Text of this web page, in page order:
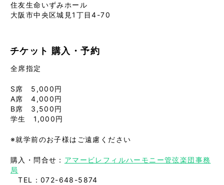
住友生命いずみホール
大阪市中央区城見1丁目4-70
チケット 購入・予約
全席指定
S席 5,000円
A席 4,000円
B席 3,500円
学生 1,000円
※就学前のお子様はご遠慮ください
購入・問合せ： アマービレフィルハーモニー管弦楽団事務
局
TEL：072-648-5874